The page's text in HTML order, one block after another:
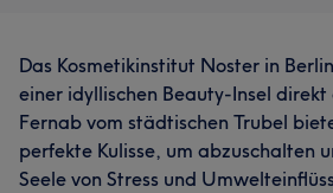
Das Kosmetikinstitut Noster in
einer idyllischen Beauty-Insel
Fernab vom städtischen Trubel
perfekte Kulisse, um abzuschalten
Seele von Stress und